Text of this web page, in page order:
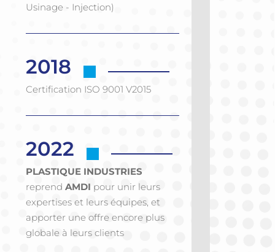
Usinage - Injection)
2018
Certification ISO 9001 V2015
2022
PLASTIQUE INDUSTRIES
reprendAMDI pour unir leurs
expertises et leurs équipes, et
apporter une offre encore plus
globale à leurs clients